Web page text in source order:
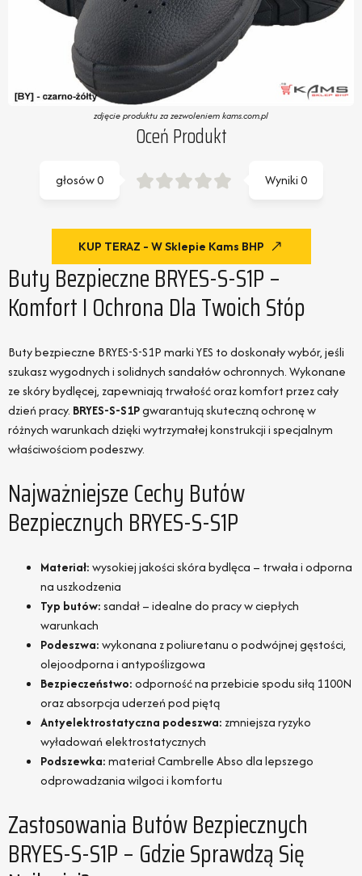
zdjęcie produktu za zezwoleniem kams.com.pl
Oceń Produkt
Wyniki0
głosów0
KUP TERAZ - W Sklepie Kams BHP
Buty Bezpieczne BRYES-S-S1P –
Komfort I Ochrona Dla Twoich Stóp
Buty bezpieczne BRYES-S-S1P marki YES to doskonały wybór, jeśli
szukasz wygodnych i solidnych sandałów ochronnych. Wykonane
ze skóry bydlęcej, zapewniają trwałość oraz komfort przez cały
dzień pracy. BRYES-S-S1Pgwarantują skuteczną ochronę w
różnych warunkach dzięki wytrzymałej konstrukcji i specjalnym
właściwościom podeszwy.
Najważniejsze Cechy Butów
Bezpiecznych BRYES-S-S1P
Materiał:wysokiej jakości skóra bydlęca – trwała i odporna
na uszkodzenia
Typ butów:sandał – idealne do pracy w ciepłych
warunkach
Podeszwa:wykonana z poliuretanu o podwójnej gęstości,
olejoodporna i antypoślizgowa
Bezpieczeństwo:odporność na przebicie spodu siłą 1100N
oraz absorpcja uderzeń pod piętą
Antyelektrostatyczna podeszwa: zmniejsza ryzyko
wyładowań elektrostatycznych
Podszewka:materiał Cambrelle Abso dla lepszego
odprowadzania wilgoci i komfortu
Zastosowania Butów Bezpiecznych
BRYES-S-S1P – Gdzie Sprawdzą Się